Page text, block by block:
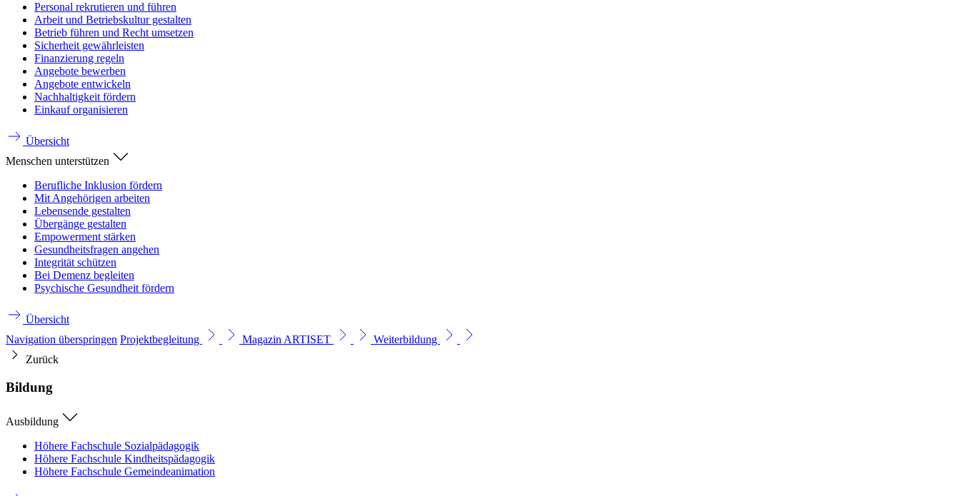
Personal rekrutieren und führen
Arbeit und Betriebskultur gestalten
Betrieb führen und Recht umsetzen
Sicherheit gewährleisten
Finanzierung regeln
Angebote bewerben
Angebote entwickeln
Nachhaltigkeit fördern
Einkauf organisieren
Übersicht
Menschen unterstützen
Berufliche Inklusion fördern
Mit Angehörigen arbeiten
Lebensende gestalten
Übergänge gestalten
Empowerment stärken
Gesundheitsfragen angehen
Integrität schützen
Bei Demenz begleiten
Psychische Gesundheit fördern
Übersicht
Navigation überspringen Projektbegleitung Magazin ARTISET
Weiterbildung
Zurück
Bildung
Ausbildung
Höhere Fachschule Sozialpädagogik
Höhere Fachschule Kindheitspädagogik
Höhere Fachschule Gemeindeanimation